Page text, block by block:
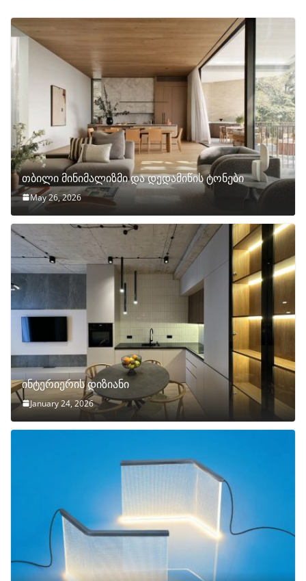
თბილი მინიმალიზმი და დედამიწის ტონები
May 26, 2026
ინტერიერის დიზიანი
January 24, 2026